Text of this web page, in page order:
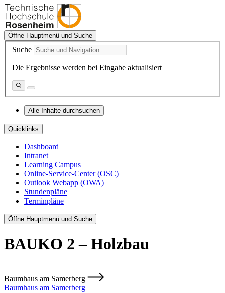
Öffne Hauptmenü und Suche
Suche
Die Ergebnisse werden bei Eingabe aktualisiert
Alle Inhalte durchsuchen
Quicklinks
Dashboard
Intranet
Learning Campus
Online-Service-Center (OSC)
Outlook Webapp (OWA)
Stundenpläne
Terminpläne
Öffne Hauptmenü und Suche
BAUKO 2 – Holzbau
Baumhaus am Samerberg
Baumhaus am Samerberg